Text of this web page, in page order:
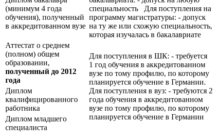
(минимум 4 года
обучения), полученный
в аккредитованном вузе
специальность Для поступления на
программу магистратуры: - допуск
на ту же или схожую специальность,
которая изучалась в бакалавриате
Аттестат о среднем
(полном) общем
образовании,
полученный до 2012
года
Для поступления в ШК: - требуется
1 год обучения в аккредитованном
вузе по тому профилю, по которому
планируется обучение в Германии.
Для поступления в вуз: - требуются 2
года обучения в аккредитованном
вузе по тому профилю, по которому
планируется обучение в Германии
Диплом
квалифицированного
работника
Диплом младшего
специалиста